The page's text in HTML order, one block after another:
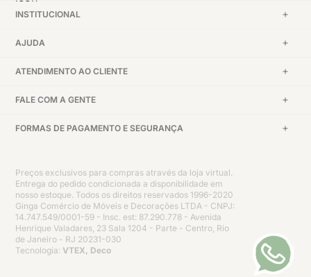
INSTITUCIONAL
AJUDA
ATENDIMENTO AO CLIENTE
FALE COM A GENTE
FORMAS DE PAGAMENTO E SEGURANÇA
Preços exclusivos para compras através da loja virtual.
Entrega do pedido condicionada a disponibilidade em
nosso estoque. Todos os direitos reservados 1996-2020
Ginga Comércio de Móveis e Decorações LTDA - CNPJ:
14.747.549/0001-59 - Insc. est: 87.290.778 - Avenida
Henrique Valadares, 23 Sala 1204 - Parte - Centro, Rio
de Janeiro - RJ 20231-030
Tecnologia: VTEX, Deco